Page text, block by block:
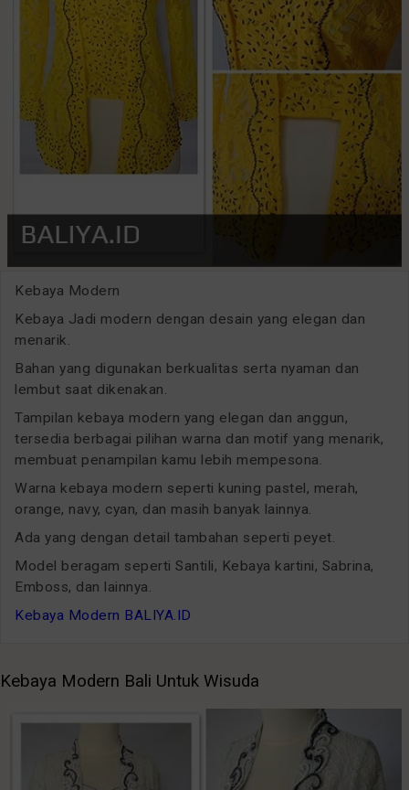
Kebaya Modern
Kebaya Jadi modern dengan desain yang elegan dan
menarik.
Bahan yang digunakan berkualitas serta nyaman dan
lembut saat dikenakan.
Tampilan kebaya modern yang elegan dan anggun,
tersedia berbagai pilihan warna dan motif yang menarik,
membuat penampilan kamu lebih mempesona.
Warna kebaya modern seperti kuning pastel, merah,
orange, navy, cyan, dan masih banyak lainnya.
Ada yang dengan detail tambahan seperti peyet.
Model beragam seperti Santili, Kebaya kartini, Sabrina,
Emboss, dan lainnya.
Kebaya Modern BALIYA.ID
Kebaya Modern Bali Untuk Wisuda